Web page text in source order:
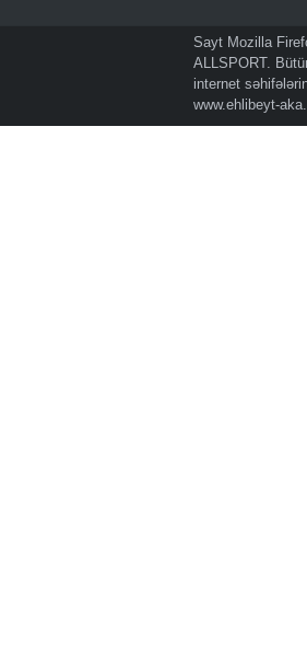
Sayt Mozilla
ALLSPORT.
internet
www.ehlibeyt-